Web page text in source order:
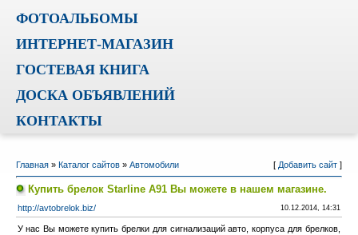
ФОТОАЛЬБОМЫ
ИНТЕРНЕТ-МАГАЗИН
ГОСТЕВАЯ КНИГА
ДОСКА ОБЪЯВЛЕНИЙ
КОНТАКТЫ
Главная» Каталог сайтов» Автомобили [ Добавить сайт]
Купить брелок Starline A91 Вы можете в нашем магазине.
http://avtobrelok.biz/ 10.12.2014, 14:31
У нас Вы можете купить брелки для сигнализаций авто, корпуса для брелков,